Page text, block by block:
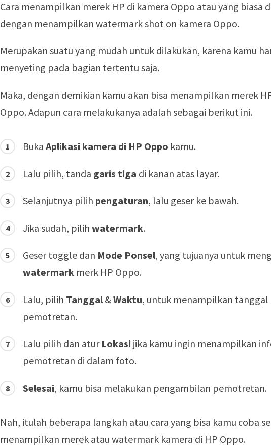
Cara menampilkan merek HP di kamera Oppo atau yang biasa
dengan menampilkan watermark shot on kamera Oppo.
Merupakan suatu yang mudah untuk dilakukan, karena kamu
menyeting pada bagian tertentu saja.
Maka, dengan demikian kamu akan bisa menampilkan merek
Oppo. Adapun cara melakukanya adalah sebagai berikut ini.
Buka Aplikasi kamera di HP Oppo kamu.
Lalu pilih, tanda garis tiga di kanan atas layar.
Selanjutnya pilih pengaturan, lalu geser ke bawah.
Jika sudah, pilih watermark.
Geser toggle dan Mode Ponsel, yang tujuanya untuk
watermark merk HP Oppo.
Lalu, pilih Tanggal &Waktu, untuk menampilkan tanggal
pemotretan.
Lalu pilih dan atur Lokasi jika kamu ingin menampilkan
pemotretan di dalam foto.
Selesai, kamu bisa melakukan pengambilan pemotretan.
Nah, itulah beberapa langkah atau cara yang bisa kamu coba
menampilkan merek atau watermark kamera di HP Oppo.